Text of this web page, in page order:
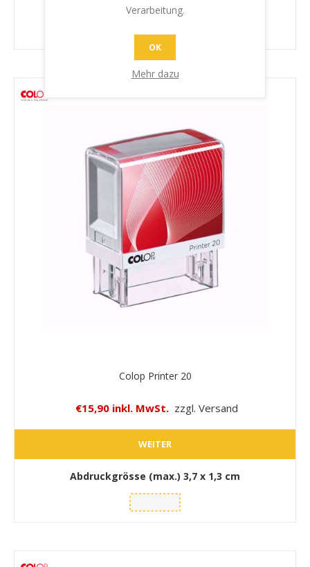
Abdruckgrösse (max.)
Colop Printer 20
€15,90 inkl. MwSt. zzgl. Versand
WEITER
Abdruckgrösse (max.) 3,7 x 1,3 cm
Verarbeitung.
OK
Mehr dazu